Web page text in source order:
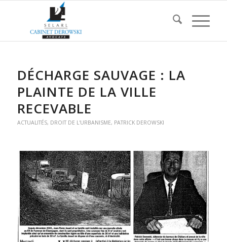
DÉCHARGE SAUVAGE : LA
PLAINTE DE LA VILLE
RECEVABLE
ACTUALITÉS, DROIT DE L'URBANISME, PATRICK DEROWSKI